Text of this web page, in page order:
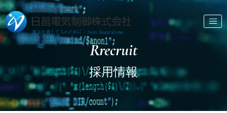
Rrecruit
採用情報